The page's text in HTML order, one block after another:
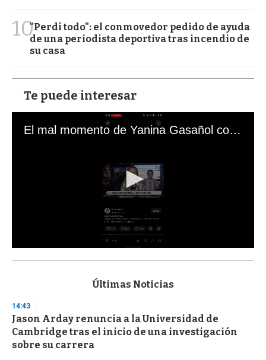
10"Perdí todo": el conmovedor pedido de ayuda
de una periodista deportiva tras incendio de
su casa
Te puede interesar
El mal momento de Yanina Gasañol con un hincha argentino en "Subrayado"
s
d
s
o
f
3
Últimas Noticias
14:43
Jason Arday renuncia a la Universidad de
Cambridge tras el inicio de una investigación
sobre su carrera